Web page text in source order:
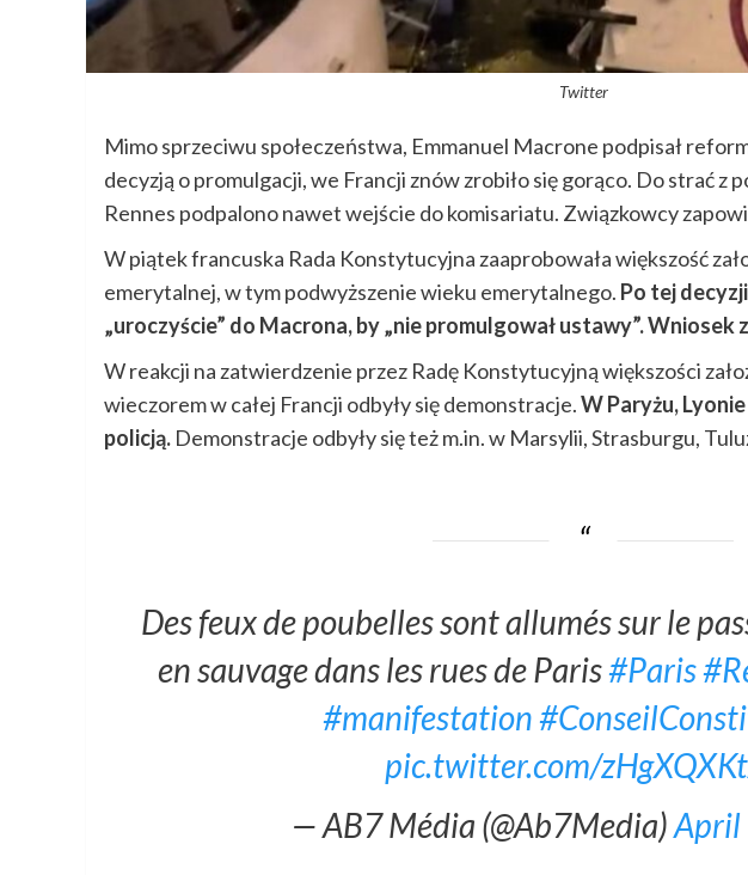
Twitter
Mimo sprzeciwu społeczeństwa, Emmanuel Macrone podpisał
decyzją o promulgacji, we Francji znów zrobiło się gorąco. Do strać z
Rennes podpalono nawet wejście do komisariatu. Związkowcy
W piątek francuska Rada Konstytucyjna zaaprobowała większość
emerytalnej, w tym podwyższenie wieku emerytalnego. Po tej
„uroczyście” do Macrona, by „nie promulgował ustawy”. Wniosek
W reakcji na zatwierdzenie przez Radę Konstytucyjną większości
wieczorem w całej Francji odbyły się demonstracje.W Paryżu,
policją. Demonstracje odbyły się też m.in. w Marsylii, Strasburgu,
Des feux de poubelles sont allumés sur le
en sauvage dans les rues de Paris#Paris
#manifestation
pic.twitter.com/
— AB7 Média (@Ab7Media)April